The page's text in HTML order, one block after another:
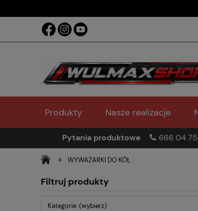
Produkty Nasze realizacje
Pytania produktowe 666 04
» WYWAŻARKI DO KÓŁ
Filtruj produkty
Kategorie: (wybierz)